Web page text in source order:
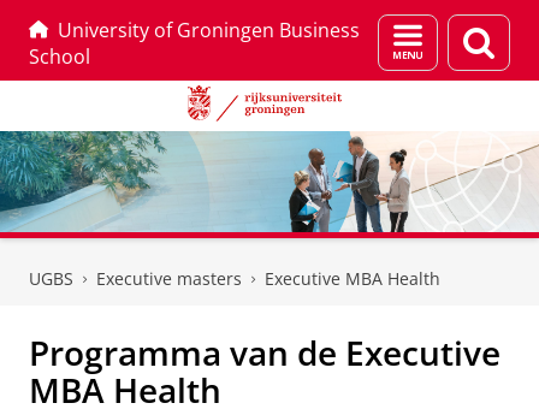
University of Groningen Business
School
Menu
en
UGBS Executive masters Executive MBA Health
Programma van de Executive
MBA Health